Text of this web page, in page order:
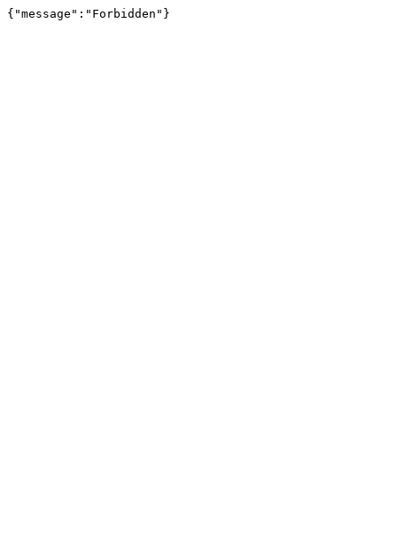
{"message":"Forbidden"}